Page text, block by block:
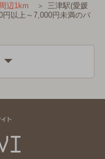
辺1km
三津駅(愛媛
以上～7,000円未満のバ